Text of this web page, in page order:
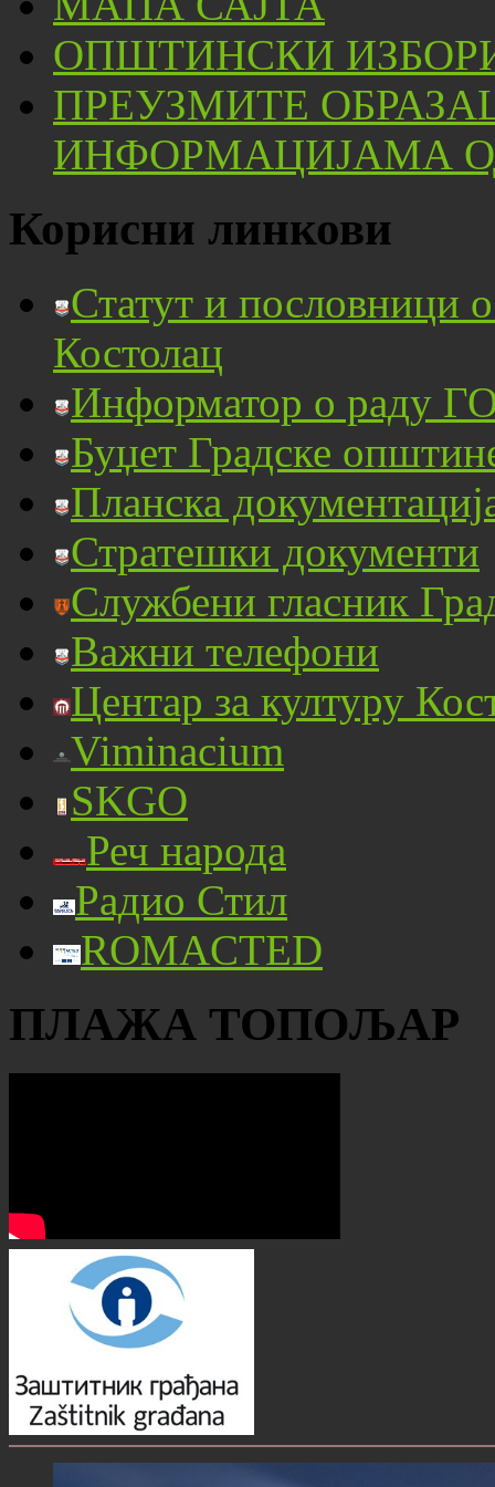
ОПШТИНСКИ
ПРЕУЗМИТЕ
ИНФОРМАЦИЈАМА
Корисни линкови
Статут и пословници
Костолац
Информатор о раду
Буџет Градске
Планска
Стратешки документи
Службени гласник
Важни телефони
Центар за културу
Viminacium
SKGO
Реч народа
Радио Стил
ROMACTED
ПЛАЖА ТОПОЉАР